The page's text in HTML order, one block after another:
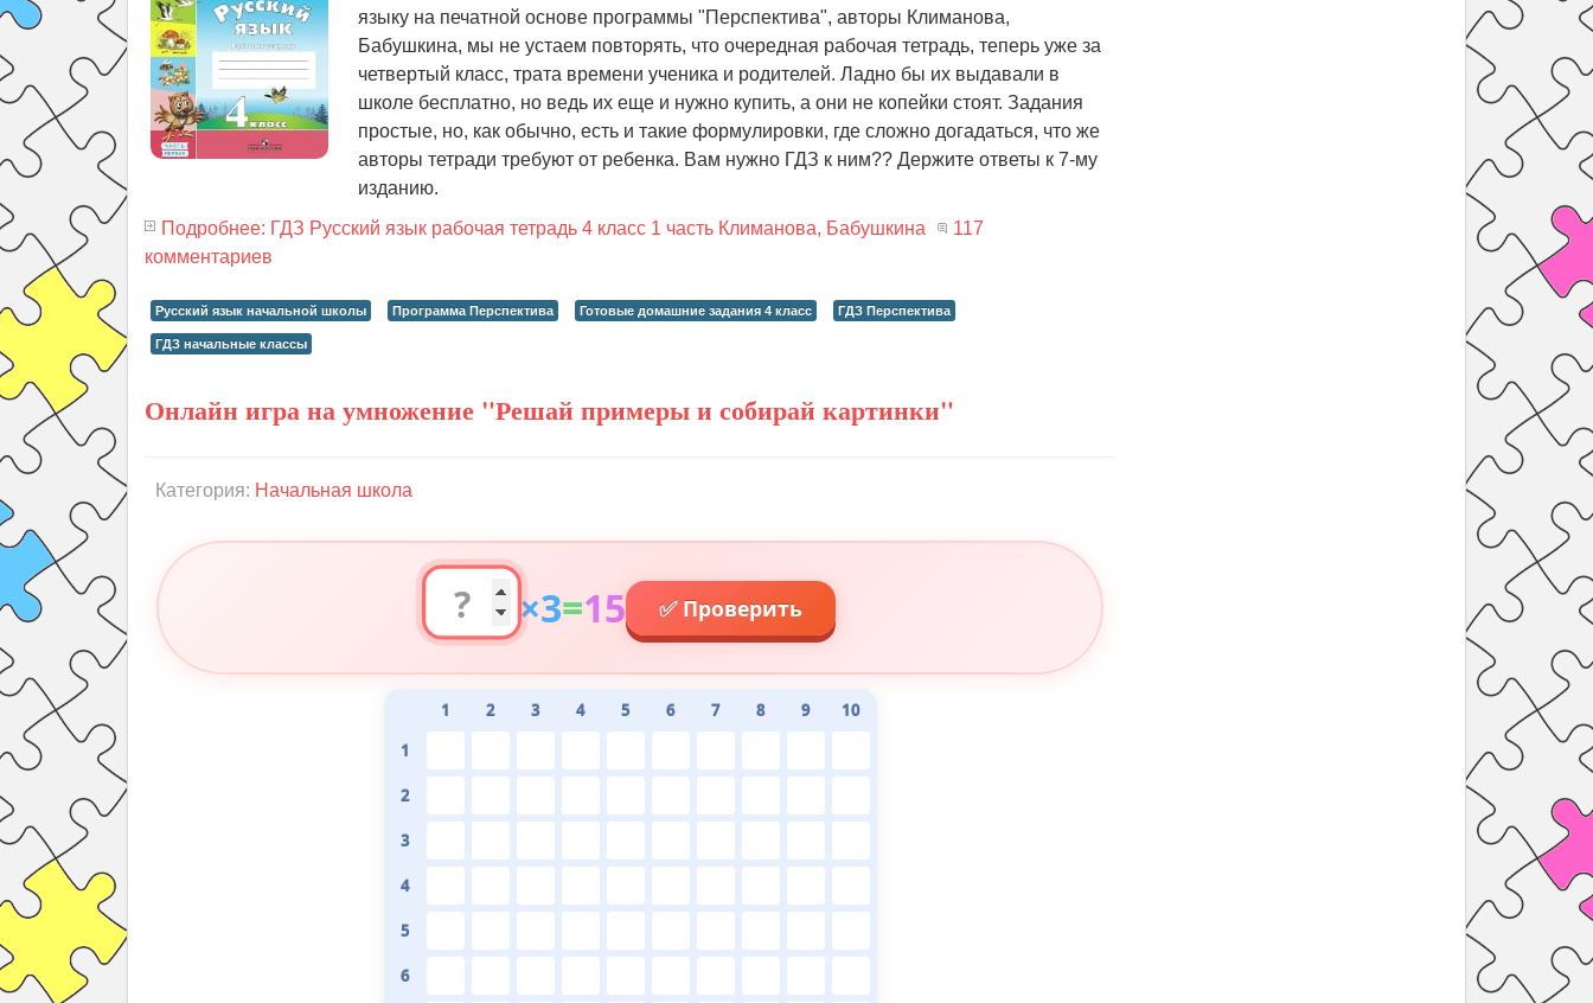
языку на печатной основе программы "Перспектива", авторы Климанова,
Бабушкина, мы не устаем повторять, что очередная рабочая тетрадь, теперь уже за
четвертый класс, трата времени ученика и родителей. Ладно бы их выдавали в
школе бесплатно, но ведь их еще и нужно купить, а они не копейки стоят. Задания
простые, но, как обычно, есть и такие формулировки, где сложно догадаться, что же
авторы тетради требуют от ребенка. Вам нужно ГДЗ к ним?? Держите ответы к 7-му
изданию.
Подробнее: ГДЗ Русский язык рабочая тетрадь 4 класс 1 часть Климанова, Бабушкина
117
комментариев
Русский язык начальной школы Программа Перспектива Готовые домашние задания 4 класс ГДЗ Перспектива
ГДЗ начальные классы
Онлайн игра на умножение "Решай примеры и собирай картинки"
Категория: Начальная школа
×3=15 ✅ Проверить
1 2 3 4 5 6 7 8 9
10
1
2
3
4
5
6